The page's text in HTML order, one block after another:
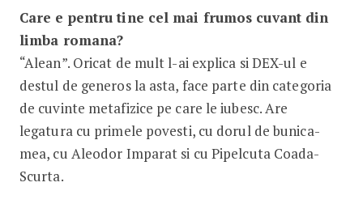
Care e pentru tine cel mai frumos cuvant din
limba romana?
“Alean”. Oricat de mult l-ai explica si DEX-ul e
destul de generos la asta, face parte din categoria
de cuvinte metafizice pe care le iubesc. Are
legatura cu primele povesti, cu dorul de bunica-
mea, cu Aleodor Imparat si cu Pipelcuta Coada-
Scurta.